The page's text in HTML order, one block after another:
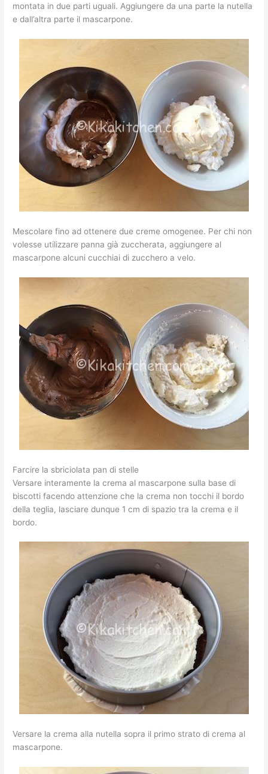
montata in due parti uguali. Aggiungere da una parte la nutella
e dall’altra parte il mascarpone.
Mescolare fino ad ottenere due creme omogenee. Per chi non
volesse utilizzare panna già zuccherata, aggiungere al
mascarpone alcuni cucchiai di zucchero a velo.
Farcire la sbriciolata pan di stelle
Versare interamente la crema al mascarpone sulla base di
biscotti facendo attenzione che la crema non tocchi il bordo
della teglia, lasciare dunque 1 cm di spazio tra la crema e il
bordo.
Versare la crema alla nutella sopra il primo strato di crema al
mascarpone.